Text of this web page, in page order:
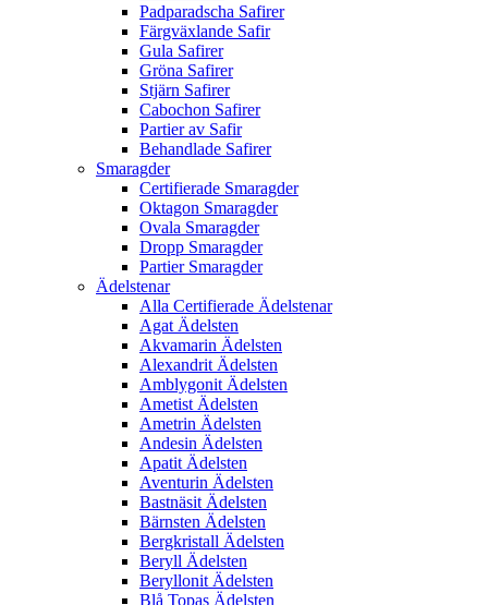
Padparadscha Safirer
Färgväxlande Safir
Gula Safirer
Gröna Safirer
Stjärn Safirer
Cabochon Safirer
Partier av Safir
Behandlade Safirer
Smaragder
Certifierade Smaragder
Oktagon Smaragder
Ovala Smaragder
Dropp Smaragder
Partier Smaragder
Ädelstenar
Alla Certifierade Ädelstenar
Agat Ädelsten
Akvamarin Ädelsten
Alexandrit Ädelsten
Amblygonit Ädelsten
Ametist Ädelsten
Ametrin Ädelsten
Andesin Ädelsten
Apatit Ädelsten
Aventurin Ädelsten
Bastnäsit Ädelsten
Bärnsten Ädelsten
Bergkristall Ädelsten
Beryll Ädelsten
Beryllonit Ädelsten
Blå Topas Ädelsten